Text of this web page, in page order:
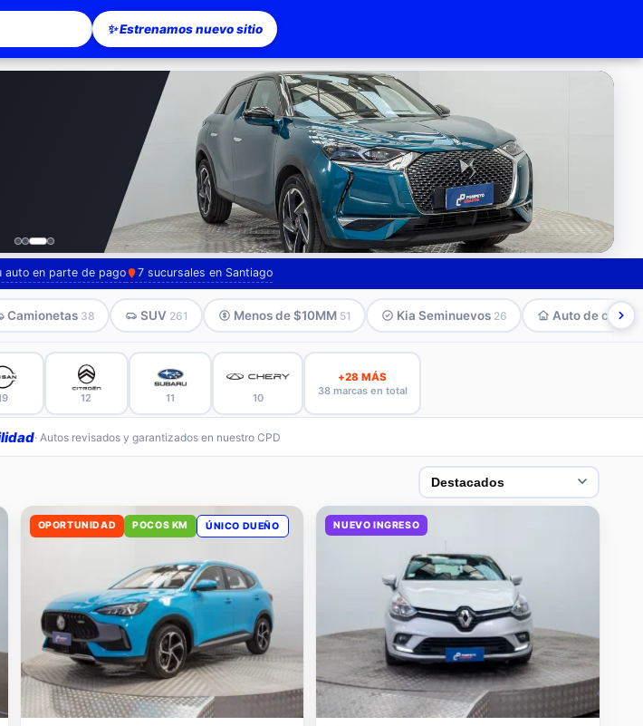
✨ Estrenamos nuevo sitio
— Pompeyo Carrasco
auto en parte de pago 7 sucursales en Santiago
Camionetas 38 SUV 261 Menos de $10MM 51 Kia Seminuevos 26 Auto de
12 11 10
+28 MÁS
38 marcas en total
· Autos revisados y garantizados en nuestro CPD
OPORTUNIDAD POCOS KM ÚNICO DUEÑO NUEVO INGRESO